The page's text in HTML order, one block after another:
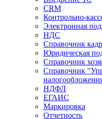
CRM
Контрольно-
Электронная
НДС
Справочник
Юридическая
Справочник
Справочник
НДФЛ
ЕГАИС
Маркировка
Отчетность